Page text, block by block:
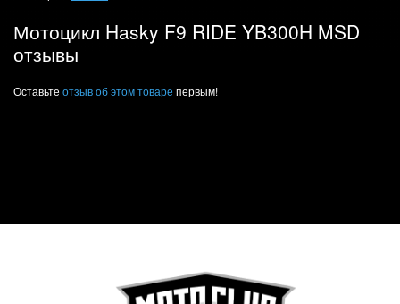
Мотоцикл Hasky F9 RIDE YB300H MSD
отзывы
Оставьте отзыв об этом товаре первым!